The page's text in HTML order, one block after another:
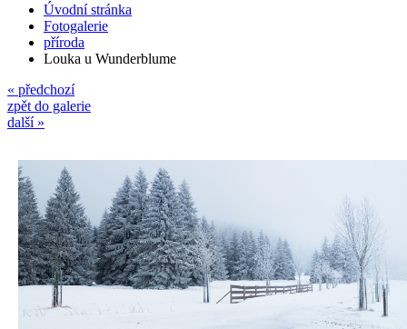
Úvodní stránka
Fotogalerie
příroda
Louka u Wunderblume
« předchozí
zpět do galerie
další »